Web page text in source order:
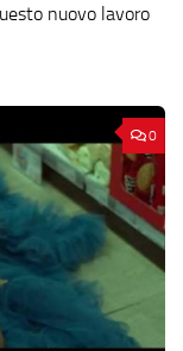
nuovo lavoro
0